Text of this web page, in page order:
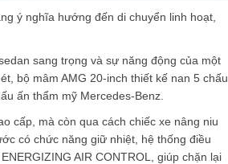
ý nghĩa hướng đến di chuyển linh hoạt,
sang trọng và sự năng động của một
bộ mâm AMG 20-inch thiết kế nan 5 chấu
ấn thẩm mỹ Mercedes-Benz.
cấp, mà còn qua cách chiếc xe nâng niu
có chức năng giữ nhiệt, hệ thống điều
AIR CONTROL, giúp chặn lại